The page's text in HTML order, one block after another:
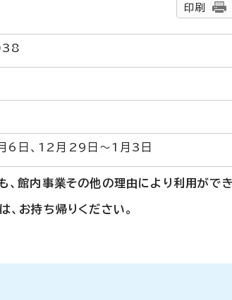
印刷
6日、12月29日～1月3日
、館内事業その他の理由により利用がで
お持ち帰りください。